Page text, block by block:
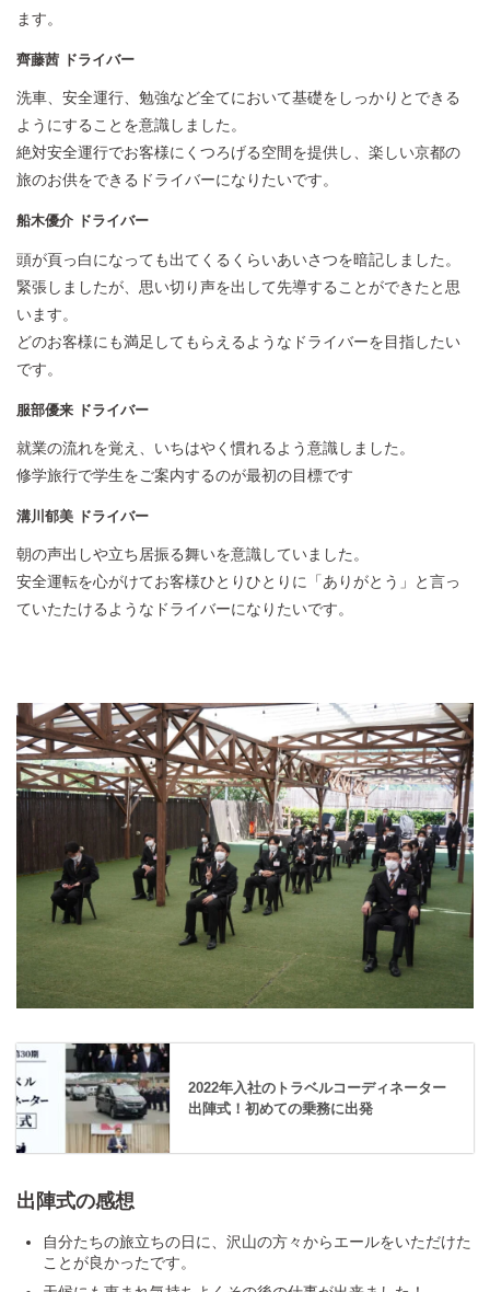
ます。
齊藤茜 ドライバー
洗車、安全運行、勉強など全てにおいて基礎をしっかりとできる
ようにすることを意識しました。
絶対安全運行でお客様にくつろげる空間を提供し、楽しい京都の
旅のお供をできるドライバーになりたいです。
船木優介 ドライバー
頭が頁っ白になっても出てくるくらいあいさつを暗記しました。
緊張しましたが、思い切り声を出して先導することができたと思
います。
どのお客様にも満足してもらえるようなドライバーを目指したい
です。
服部優来 ドライバー
就業の流れを覚え、いちはやく慣れるよう意識しました。
修学旅行で学生をご案内するのが最初の目標です
溝川郁美 ドライバー
朝の声出しや立ち居振る舞いを意識していました。
安全運転を心がけてお客様ひとりひとりに「ありがとう」と言っ
ていたたけるようなドライバーになりたいです。
2022年入社のトラベルコーディネーター
出陣式！初めての乗務に出発
出陣式の感想
自分たちの旅立ちの日に、沢山の方々からエールをいただけた
ことが良かったです。